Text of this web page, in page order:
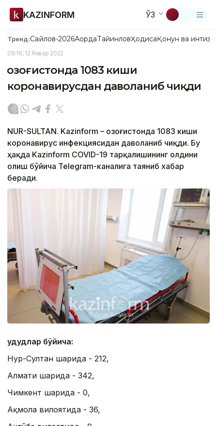
KAZINFORM ЎЗ
Тренд:Сайлов-2026АқордаТайинловҲодисаҚонун ва
09:16, 12 Январ 2022
Қозоғистонда 1083 киши
коронавирусдан даволаниб чиқди
NUR-SULTAN. Kazinform – Қозоғистонда 1083 киши
коронавирус инфекциясидан даволаниб чиқди. Бу
ҳақда Kazinform COVID-19 тарқалишининг олдини
олиш бўйича Telegram-каналига таяниб хабар
беради.
Ҳудудлар бўйича:
Нур-Султан шаҳрида - 212,
Алмати шаҳрида - 342,
Чимкент шаҳрида - 0,
Ақмола вилоятида - 36,